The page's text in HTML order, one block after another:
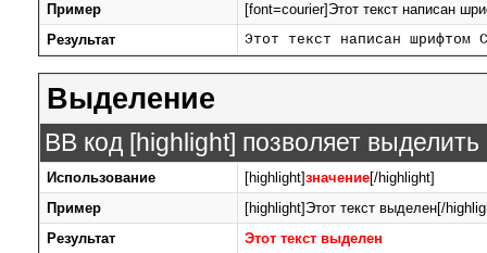
Пример
[font=courier]Этот текст написан
Результат
Этот текст написан шрифтом
Выделение
BB код [highlight] позволяет выделить
Использование [highlight]значение[/highlight]
Пример
[highlight]Этот текст выделен[/
Результат
Этот текст выделен